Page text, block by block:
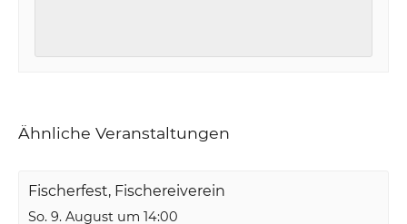
Ähnliche Veranstaltungen
Fischerfest, Fischereiverein
So. 9. August um 14:00